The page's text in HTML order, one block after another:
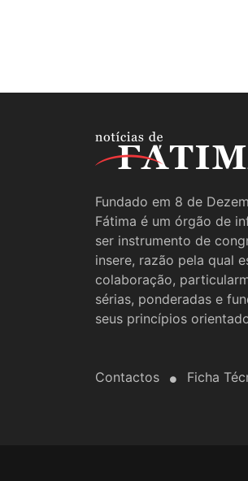
Fundado em 8 de
Fátima é um órgão de
ser instrumento de
insere, razão pela qual
colaboração,
sérias, ponderadas e
seus princípios
Contactos Ficha